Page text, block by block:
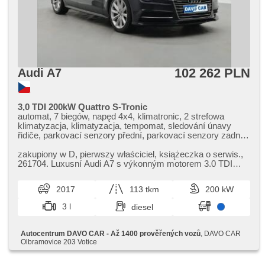
Audi A7 102 262 PLN
3,0 TDI 200kW Quattro S-Tronic
automat, 7 biegów, napęd 4x4, klimatronic, 2 strefowa
klimatyzacja, klimatyzacja, tempomat, sledování únavy
řidiče, parkovací senzory přední, parkovací senzory zadní,
LED, lampy tylne LED, LED denní svícení, automatické
přepínání dálkových světel, światła do jazdy dziennej,
reflektorów, halogeny, czujnik ciśnienia opon, skórzanna
tapicerka, aktywne siedzenie dla kierowcy, fotele
regulowane, fotele regulowane, kanapa tylna dzielona,
vyhřívané trysky ostřikovačů čelního skla, bezklíčové
nawigacja satelitarna, digitální přístrojový štít, bluetooth,
hands free, odtwarzacz CD, odtwarzacz DVD, USB, AUX,
stabilizacja podwozia (ESP), felgi aluminiowe, ABS, asistent
zakupiony w D,​ pierwszy właściciel,​ książeczka o serwis.,​
261704. Luxusní Audi A7 s výkonným motorem 3.0 TDI
2017 113 tkm
200 kW
3 l
diesel
Autocentrum DAVO CAR - Až 1400 prověřených vozů , DAVO CAR
Olbramovice 203 Votice